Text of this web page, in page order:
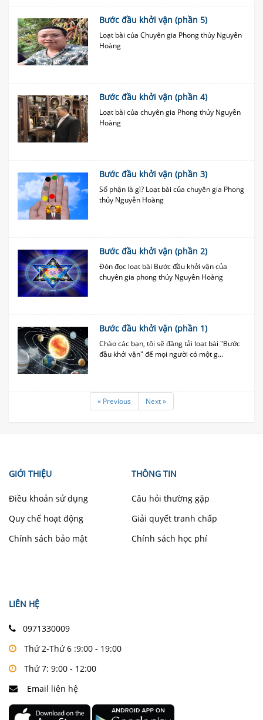
Bước đầu khởi vận (phần 5)
Loạt bài của Chuyên gia Phong thủy Nguyễn
Hoàng
Bước đầu khởi vận (phần 4)
Loạt bài của chuyên gia Phong thủy Nguyễn
Hoàng
Bước đầu khởi vận (phần 3)
Số phận là gì? Loạt bài của chuyên gia Phong
thủy Nguyễn Hoàng
Bước đầu khởi vận (phần 2)
Đón đọc loạt bài Bước đầu khởi vận của
chuyên gia phong thủy Nguyễn Hoàng
Bước đầu khởi vận (phần 1)
Chào các bạn, tôi sẽ đăng tải loạt bài "Bước
đầu khởi vận" để mọi người có một g...
« Previous Next »
GIỚI THIỆU
Điều khoản sử dụng
Quy chế hoạt động
Chính sách bảo mật
THÔNG TIN
Câu hỏi thường gặp
Giải quyết tranh chấp
Chính sách học phí
LIÊN HỆ
0971330009
Thứ 2-Thứ 6 :9:00 - 19:00
Thứ 7: 9:00 - 12:00
Email liên hệ